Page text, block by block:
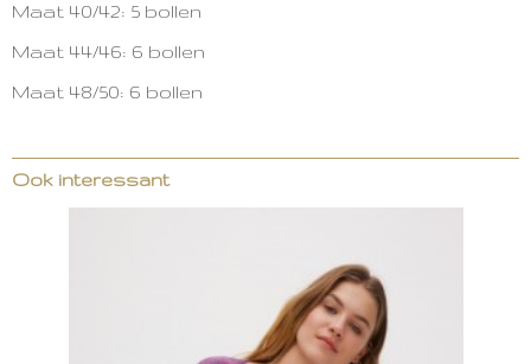
Maat 40/42: 5 bollen
Maat 44/46: 6 bollen
Maat 48/50: 6 bollen
Ook interessant